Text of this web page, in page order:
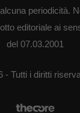
periodicità.
editoriale ai
del 07.03.2001
- Tutti i diritti